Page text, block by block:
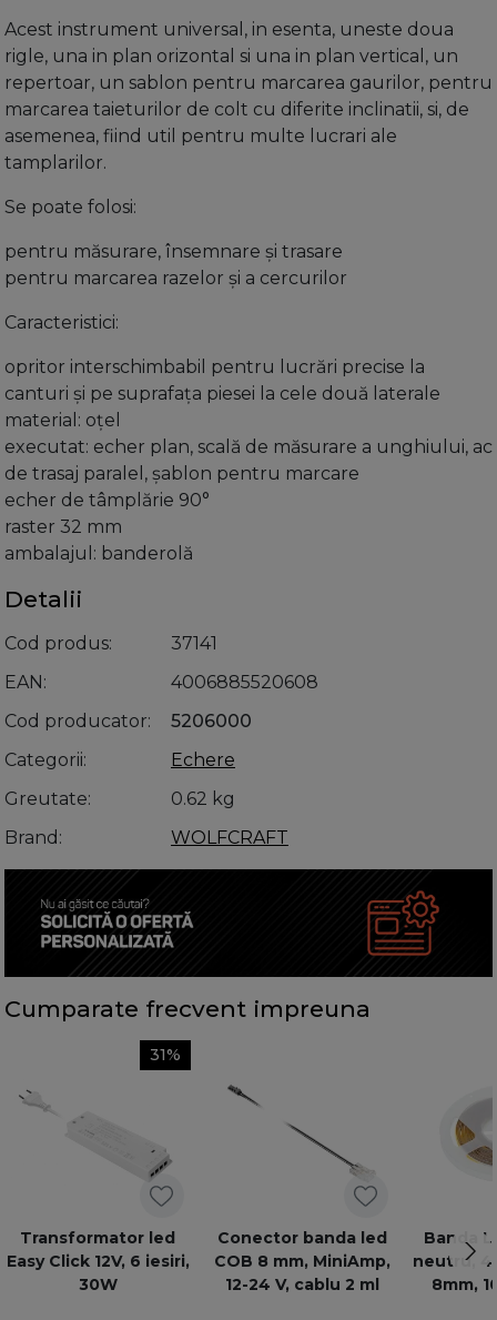
Acest instrument universal, in esenta, uneste doua
rigle, una in plan orizontal si una in plan vertical, un
repertoar, un sablon pentru marcarea gaurilor, pentru
marcarea taieturilor de colt cu diferite inclinatii, si, de
asemenea, fiind util pentru multe lucrari ale
tamplarilor.
Se poate folosi:
pentru măsurare, însemnare şi trasare
pentru marcarea razelor şi a cercurilor
Caracteristici:
opritor interschimbabil pentru lucrări precise la
canturi şi pe suprafaţa piesei la cele două laterale
material: oţel
executat: echer plan, scală de măsurare a unghiului, ac
de trasaj paralel, şablon pentru marcare
echer de tâmplărie 90°
raster 32 mm
ambalajul: banderolă
Detalii
Cod produs
37141
EAN
4006885520608
Cod producator
5206000
Categorii
Echere
Greutate
0.62 kg
Brand
WOLFCRAFT
Cumparate frecvent impreuna
31%
Transformator led
Easy Click 12V, 6 iesiri,
30W
Conector banda led
COB 8 mm, MiniAmp,
12-24 V, cablu 2 ml
Banda
neutru,
8mm,